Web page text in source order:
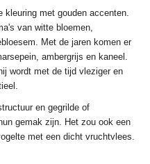
kleuring met gouden accenten.
van witte bloemen,
Met de jaren komen er
ambergrijs en kaneel.
wordt met de tijd vleziger en
en gegrilde of
gemak zijn. Het zou ook een
met een dicht vruchtvlees.